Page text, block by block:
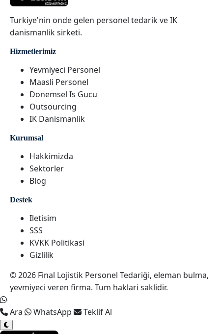
Turkiye'nin onde gelen personel tedarik ve IK
danismanlik sirketi.
Hizmetlerimiz
Yevmiyeci Personel
Maasli Personel
Donemsel Is Gucu
Outsourcing
IK Danismanlik
Kurumsal
Hakkimizda
Sektorler
Blog
Destek
Iletisim
SSS
KVKK Politikasi
Gizlilik
© 2026 Final Lojistik Personel Tedariği, eleman bulma,
yevmiyeci veren firma. Tum haklari saklidir.
Ara WhatsApp Teklif Al